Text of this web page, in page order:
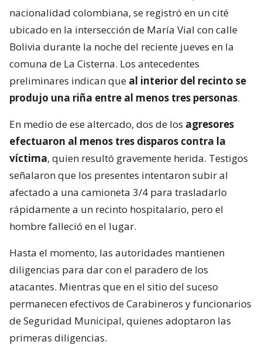
nacionalidad colombiana, se registró en un cité
ubicado en la intersección de María Vial con calle
Bolivia durante la noche del reciente jueves en la
comuna de La Cisterna. Los antecedentes
preliminares indican que al interior del recinto se
produjo una riña entre al menos tres personas.
En medio de ese altercado, dos de los agresores
efectuaron al menos tres disparos contra la
víctima, quien resultó gravemente herida. Testigos
señalaron que los presentes intentaron subir al
afectado a una camioneta 3/4 para trasladarlo
rápidamente a un recinto hospitalario, pero el
hombre falleció en el lugar.
Hasta el momento, las autoridades mantienen
diligencias para dar con el paradero de los
atacantes. Mientras que en el sitio del suceso
permanecen efectivos de Carabineros y funcionarios
de Seguridad Municipal, quienes adoptaron las
primeras diligencias.